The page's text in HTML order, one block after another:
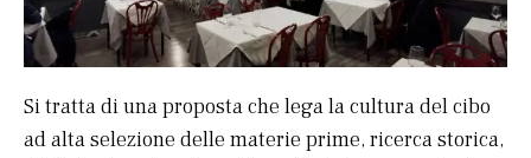
Si tratta di una proposta che lega la cultura del cibo
ad alta selezione delle materie prime, ricerca storica,